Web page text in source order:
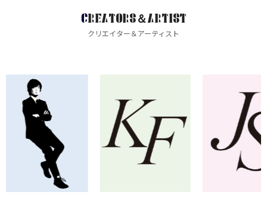
CREATORS＆ARTIST
クリエイター＆アーティスト